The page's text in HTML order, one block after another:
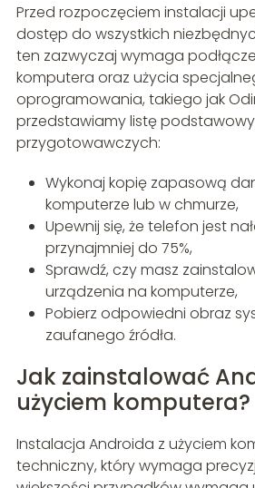
Przed rozpoczęciem instalacji
dostęp do wszystkich
ten zazwyczaj wymaga
komputera oraz użycia
oprogramowania, takiego jak
przedstawiamy listę
przygotowawczych:
Wykonaj kopię zapasową
komputerze lub w chmurze,
Upewnij się, że telefon jest
przynajmniej do 75%,
Sprawdź, czy masz
urządzenia na komputerze,
Pobierz odpowiedni obraz
zaufanego źródła.
Jak zainstalować
użyciem komputera?
Instalacja Androida z użyciem
techniczny, który wymaga